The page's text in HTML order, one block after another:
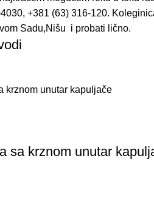
+381 (63) 316-120.
Sadu,Nišu i probati lično.
sa krznom unutar